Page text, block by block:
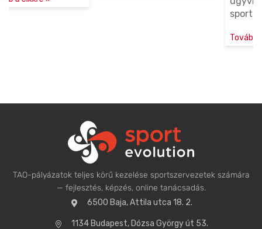
sporttámogatás...
TAO-pályázatok teljes körű kezelése sportszervezetek számára
— fejlesztés, képzés, online tanácsadás.
6500 Baja, Attila utca 18. 2.
1134 Budapest, Dózsa György út 53.